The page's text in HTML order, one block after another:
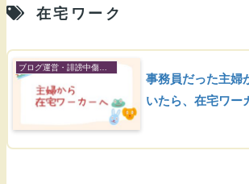
在宅ワーク
事務員だった主婦
いたら、在宅ワー